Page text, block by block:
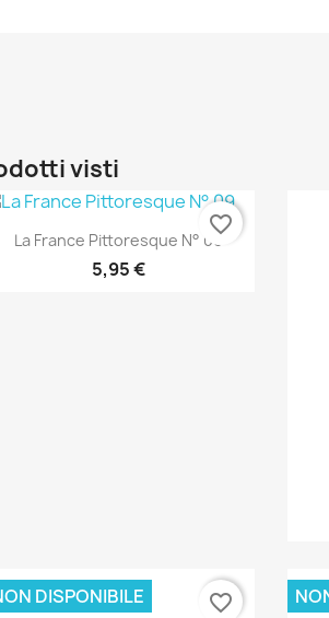
visti
 Anteprima
La France Pittoresque N° 09
5,95 €
favorite_border
DISPONIBILE favorite_border